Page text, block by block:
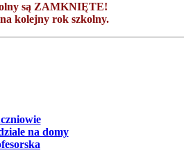
są ZAMKNIĘTE!
kolejny rok szkolny.
na domy